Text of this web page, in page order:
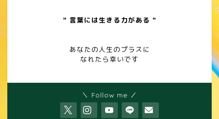
" 言葉には生きる力がある "
あなたの人生のプラスに
なれたら幸いです
＼ Follow me ／